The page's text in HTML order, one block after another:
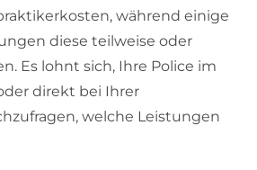
während einige
diese teilweise oder
Es lohnt sich, Ihre Police im
direkt bei Ihrer
welche Leistungen